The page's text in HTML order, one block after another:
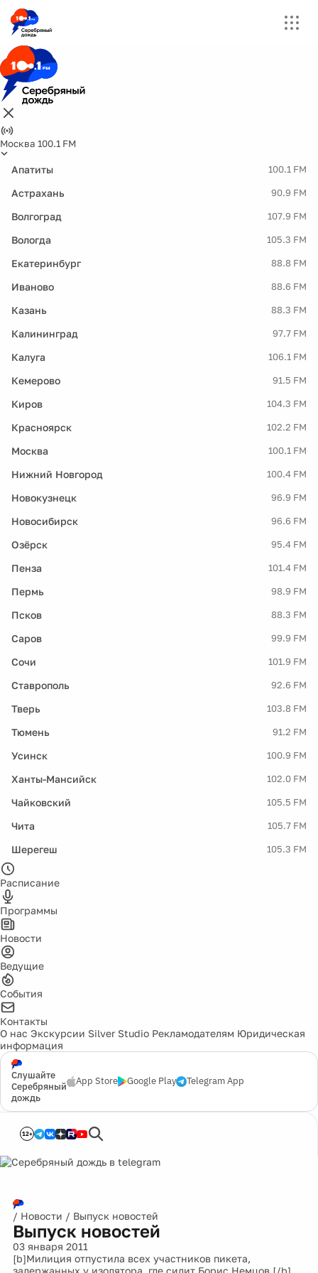
Москва 100.1 FM
Апатиты 100.1 FM
Астрахань 90.9 FM
Волгоград 107.9 FM
Вологда 105.3 FM
Екатеринбург 88.8 FM
Иваново 88.6 FM
Казань 88.3 FM
Калининград 97.7 FM
Калуга 106.1 FM
Кемерово 91.5 FM
Киров 104.3 FM
Красноярск 102.2 FM
Москва 100.1 FM
Нижний Новгород 100.4 FM
Новокузнецк 96.9 FM
Новосибирск 96.6 FM
Озёрск 95.4 FM
Пенза 101.4 FM
Пермь 98.9 FM
Псков 88.3 FM
Саров 99.9 FM
Сочи 101.9 FM
Ставрополь 92.6 FM
Тверь 103.8 FM
Тюмень 91.2 FM
Усинск 100.9 FM
Ханты-Мансийск 102.0 FM
Чайковский 105.5 FM
Чита 105.7 FM
Шерегеш 105.3 FM
Расписание
Программы
Новости
Ведущие
События
Контакты
О нас Экскурсии Silver Studio Рекламодателям Юридическая
информация
Слушайте
Серебряный
дождь
App Store Google Play Telegram App
12+
/ Новости / Выпуск новостей
Выпуск новостей
03 января 2011
[b]Милиция отпустила всех участников пикета,